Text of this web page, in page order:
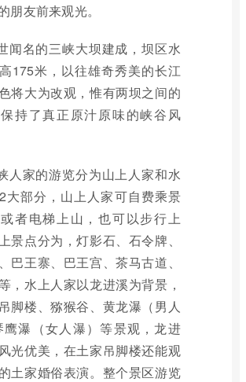
朋友前来观光。
闻名的三峡大坝建成，坝区水
175米，以往雄奇秀美的长江
将大为改观，惟有两坝之间的
持了真正原汁原味的峡谷风
人家的游览分为山上人家和水
大部分，山上人家可自费乘景
者电梯上山，也可以步行上
景点分为，灯影石、石令牌、
巴王寨、巴王宫、茶马古道、
，水上人家以龙进溪为背景，
脚楼、猕猴谷、黄龙瀑（男人
鹰瀑（女人瀑）等景观，龙进
光优美，在土家吊脚楼还能观
土家婚俗表演。整个景区游览